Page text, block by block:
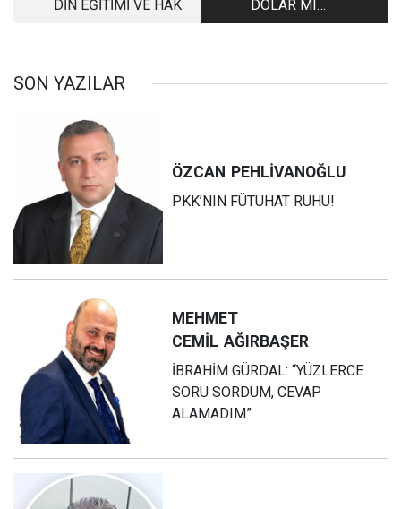
DİN EĞİTİMİ VE HAK
DOLAR MI
HASTALANDI?
SON YAZILAR
ÖZCAN PEHLİVANOĞLU
PKK’NIN FÜTUHAT RUHU!
MEHMET
CEMİL AĞIRBAŞER
İBRAHİM GÜRDAL: “YÜZLERCE
SORU SORDUM, CEVAP
ALAMADIM”